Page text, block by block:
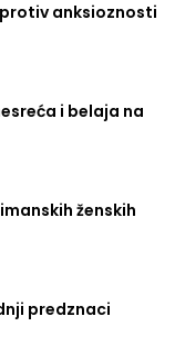
anksioznosti
i belaja na
ženskih
predznaci